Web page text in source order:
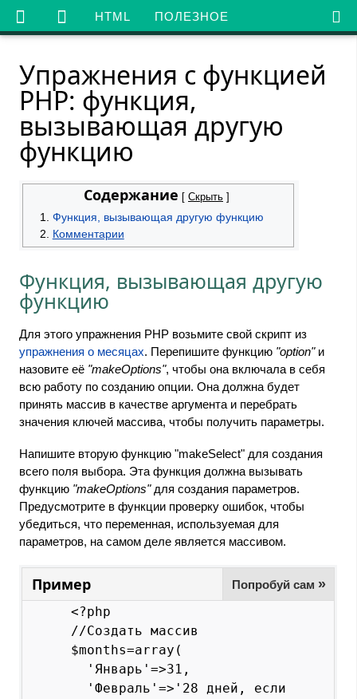
HTML ПОЛЕЗНОЕ 
Упражнения с функцией
PHP: функция,
вызывающая другую
функцию
Содержание [ Скрыть ]
Функция, вызывающая другую функцию
Комментарии
Функция, вызывающая другую
функцию
Для этого упражнения PHP возьмите свой скрипт из
упражнения о месяцах. Перепишите функцию "option"и
назовите её "makeOptions", чтобы она включала в себя
всю работу по созданию опции. Она должна будет
принять массив в качестве аргумента и перебрать
значения ключей массива, чтобы получить параметры.
Напишите вторую функцию "makeSelect" для создания
всего поля выбора. Эта функция должна вызывать
функцию "makeOptions"для создания параметров.
Предусмотрите в функции проверку ошибок, чтобы
убедиться, что переменная, используемая для
параметров, на самом деле является массивом.
Пример Попробуй сам »
<?php
//Создать массив
$months=array(